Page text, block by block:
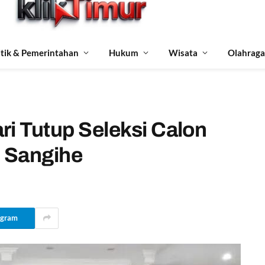
& Pemerintahan Hukum Wisata Olahraga
Tutup Seleksi Calon